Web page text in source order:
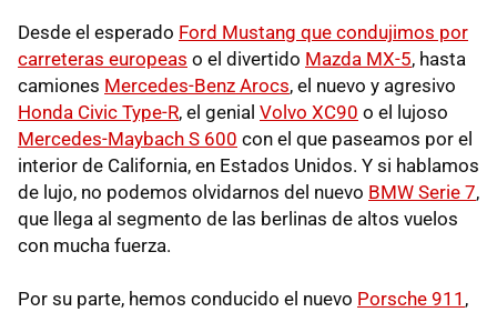
Desde el esperado Ford Mustang que condujimos por
carreteras europeas o el divertido Mazda MX-5, hasta
camiones Mercedes-Benz Arocs, el nuevo y agresivo
Honda Civic Type-R, el genial Volvo XC90 o el lujoso
Mercedes-Maybach S 600 con el que paseamos por el
interior de California, en Estados Unidos. Y si hablamos
de lujo, no podemos olvidarnos del nuevo BMW Serie 7,
que llega al segmento de las berlinas de altos vuelos
con mucha fuerza.
Por su parte, hemos conducido el nuevo Porsche 911 ,